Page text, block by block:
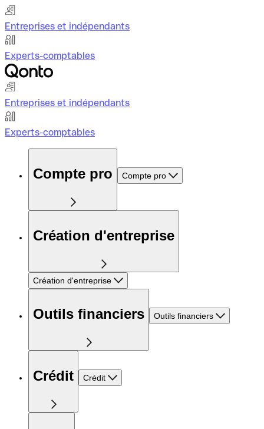
Entreprises et indépendants
Experts-comptables
Entreprises et indépendants
Experts-comptables
Compte pro Compte pro
Création d'entreprise
Création d'entreprise
Outils financiers Outils financiers
Crédit Crédit